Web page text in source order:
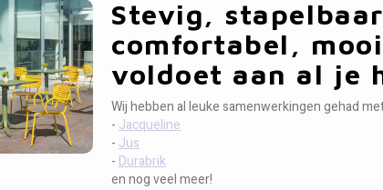
Stevig,
comfortabel,
voldoet aan al je
Wij hebben al leuke samenwerkingen gehad
- Jacqueline
- Jus
- Durabrik
en nog veel meer!